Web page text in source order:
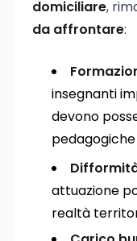
domiciliare,
da affrontare:
insegnanti
devono
attuazione
realtà